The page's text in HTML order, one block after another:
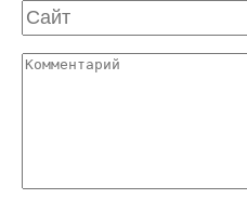
Сайт
Комментарий